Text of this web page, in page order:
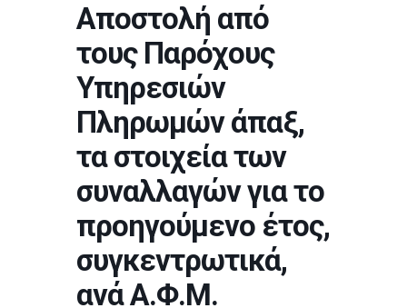
Αποστολή από
τους Παρόχους
Υπηρεσιών
Πληρωμών άπαξ,
τα στοιχεία των
συναλλαγών για το
προηγούμενο έτος,
συγκεντρωτικά,
ανά Α.Φ.Μ.